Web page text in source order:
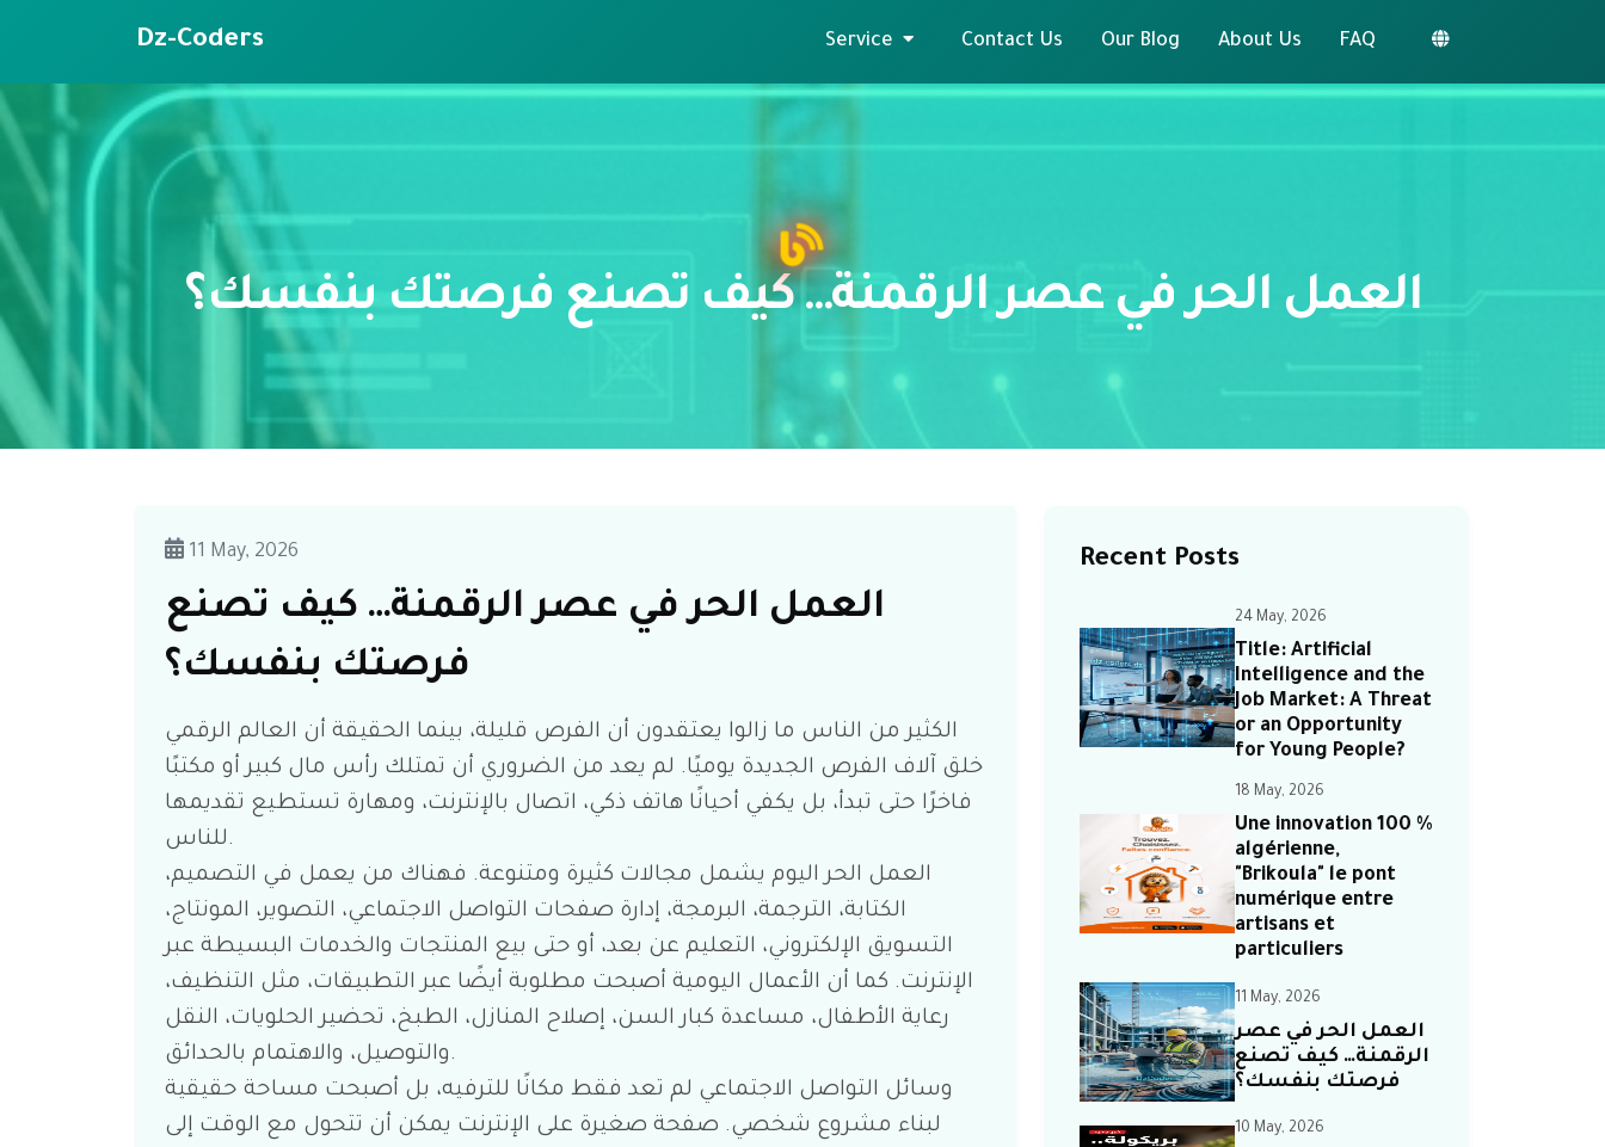
Dz-Coders Service Contact Us Our Blog About Us FAQ
العمل الحر في عصر الرقمنة… كيف تصنع فرصتك بنفسك؟
11 May, 2026
العمل الحر في عصر الرقمنة… كيف تصنع
فرصتك بنفسك؟
الكثير من الناس ما زالوا يعتقدون أن الفرص قليلة، بينما الحقيقة أن العالم الرقمي
خلق آلاف الفرص الجديدة يوميًا. لم يعد من الضروري أن تمتلك رأس مال كبير أو مكتبًا
فاخرًا حتى تبدأ، بل يكفي أحيانًا هاتف ذكي، اتصال بالإنترنت، ومهارة تستطيع تقديمها
للناس.
العمل الحر اليوم يشمل مجالات كثيرة ومتنوعة. فهناك من يعمل في التصميم،
الكتابة، الترجمة، البرمجة، إدارة صفحات التواصل الاجتماعي، التصوير، المونتاج،
التسويق الإلكتروني، التعليم عن بعد، أو حتى بيع المنتجات والخدمات البسيطة عبر
الإنترنت. كما أن الأعمال اليومية أصبحت مطلوبة أيضًا عبر التطبيقات، مثل التنظيف،
رعاية الأطفال، مساعدة كبار السن، إصلاح المنازل، الطبخ، تحضير الحلويات، النقل
والتوصيل، والاهتمام بالحدائق.
وسائل التواصل الاجتماعي لم تعد فقط مكانًا للترفيه، بل أصبحت مساحة حقيقية
لبناء مشروع شخصي. صفحة صغيرة على الإنترنت يمكن أن تتحول مع الوقت إلى
Recent Posts
24 May, 2026
Title: Artificial
Intelligence and the
Job Market: A Threat
or an Opportunity
for Young People?
18 May, 2026
Une innovation 100 %
algérienne,
"Brikoula" le pont
numérique entre
artisans et
particuliers
11 May, 2026
العمل الحر في عصر
الرقمنة… كيف تصنع
فرصتك بنفسك؟
10 May, 2026